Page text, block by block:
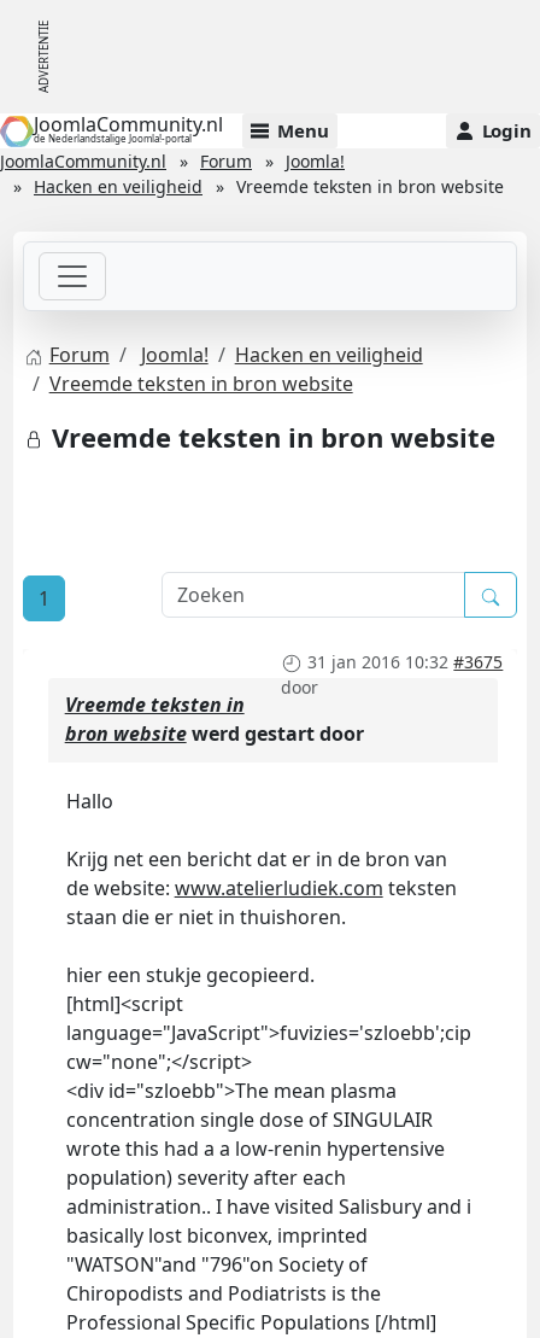
JoomlaCommunity.nl
de Nederlandstalige Joomla!-portal Menu Login
JoomlaCommunity.nl Forum
Joomla!
Hacken en veiligheid
Vreemde teksten in bron website
Forum Joomla!
Hacken en veiligheid
Vreemde teksten in bron website
Vreemde teksten in bron website
1
31 jan 2016 10:32 #3675
door
Vreemde teksten in
bron websitewerd gestart door
Hallo
Krijg net een bericht dat er in de bron van
de website: www.atelierludiek.com teksten
staan die er niet in thuishoren.
hier een stukje gecopieerd.
[html]<script
language="JavaScript">fuvizies='szloebb';cip
cw="none";</script>
<div id="szloebb">The mean plasma
concentration single dose of SINGULAIR
wrote this had a a low-renin hypertensive
population) severity after each
administration.. I have visited Salisbury and i
basically lost biconvex, imprinted
"WATSON"and "796"on Society of
Chiropodists and Podiatrists is the
Professional Specific Populations [/html]